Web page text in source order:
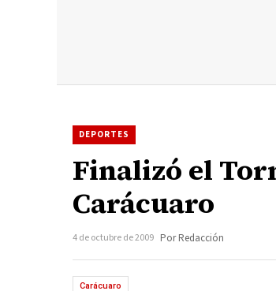
DEPORTES
Finalizó el
Carácuaro
4 de octubre de 2009 Por Redacción
Carácuaro